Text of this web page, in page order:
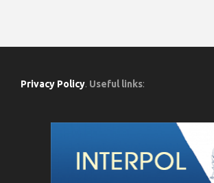
Privacy Policy. Useful links: